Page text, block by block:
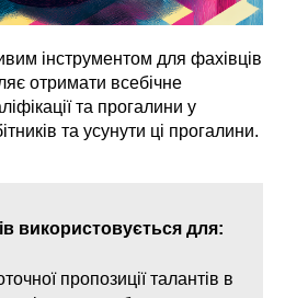
інструментом для фахівців
отримати всебічне
та прогалини у
та усунути ці прогалини.
використовується для:
пропозиції талантів в